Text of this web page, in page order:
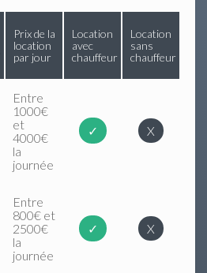
Prix de la
location
par jour
Location
avec
chauffeur
Location
sans
chauffeur
Entre
1000€
et
4000€
la
journée
✓ X
Entre
800€ et
2500€
la
journée
✓ X